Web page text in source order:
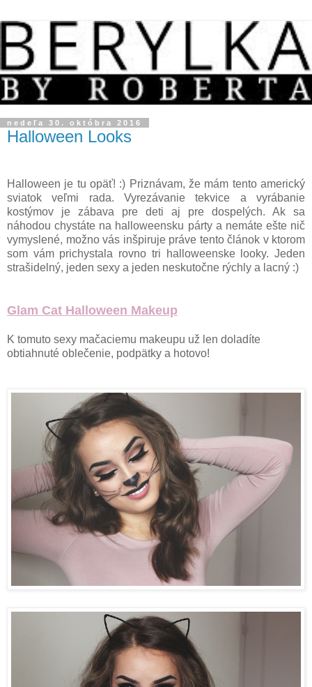
nedeľa 30. októbra 2016
Halloween Looks
Halloween je tu opäť! :) Priznávam, že mám tento americký
sviatok veľmi rada. Vyrezávanie tekvice a vyrábanie
kostýmov je zábava pre deti aj pre dospelých. Ak sa
náhodou chystáte na halloweensku párty a nemáte ešte nič
vymyslené, možno vás inšpiruje práve tento článok v ktorom
som vám prichystala rovno tri halloweenske looky. Jeden
strašidelný, jeden sexy a jeden neskutočne rýchly a lacný :)
Glam Cat Halloween Makeup
K tomuto sexy mačaciemu makeupu už len doladíte
obtiahnuté oblečenie, podpätky a hotovo!